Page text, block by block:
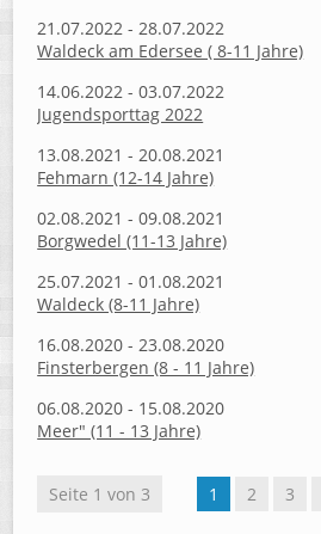
21.07.2022 - 28.07.2022
Waldeck am Edersee ( 8-11 Jahre)
14.06.2022 - 03.07.2022
Jugendsporttag 2022
13.08.2021 - 20.08.2021
Fehmarn (12-14 Jahre)
02.08.2021 - 09.08.2021
Borgwedel (11-13 Jahre)
25.07.2021 - 01.08.2021
Waldeck (8-11 Jahre)
16.08.2020 - 23.08.2020
Finsterbergen (8 - 11 Jahre)
06.08.2020 - 15.08.2020
Meer" (11 - 13 Jahre)
Seite 1 von 3 1 2 3